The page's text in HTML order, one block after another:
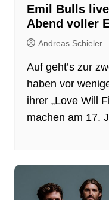
Emil Bulls
Abend voller
Andreas Schieler
Auf geht’s zur
haben vor
ihrer „Love Will
machen am 17.